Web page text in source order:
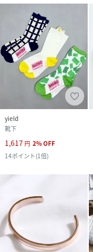
yield
靴下
1,617 円 2%OFF
14ポイント(1倍)